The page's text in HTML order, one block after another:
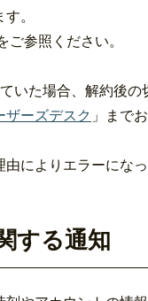
。
ご参照ください。
いた場合、解約後
ザーズデスク 」まで
由によりエラーにな
する通知